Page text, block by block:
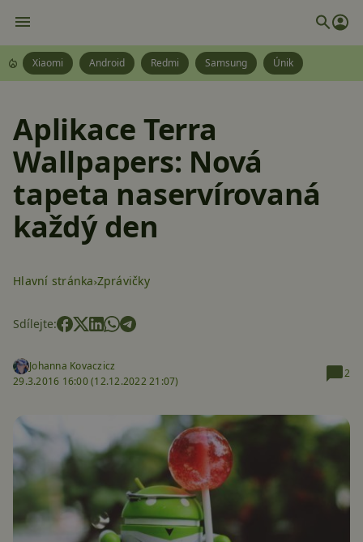
Xiaomi Android Redmi Samsung Únik
Aplikace Terra
Wallpapers: Nová
tapeta naservírovaná
každý den
Hlavní stránka Zprávičky
Sdílejte:
Johanna Kovaczicz
29.3.2016 16:00 (12.12.2022 21:07)
2